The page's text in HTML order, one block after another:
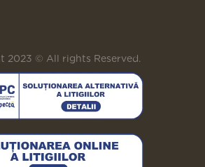
2023 © All rights Reserved.